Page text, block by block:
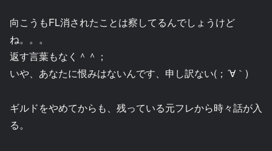
向こうもFL消されたことは察してるんでしょうけど
ね。。。
返す言葉もなく＾＾；
いや、あなたに恨みはないんです、申し訳ない(；´∀｀)
ギルドをやめてからも、残っている元フレから時々話が入
る。